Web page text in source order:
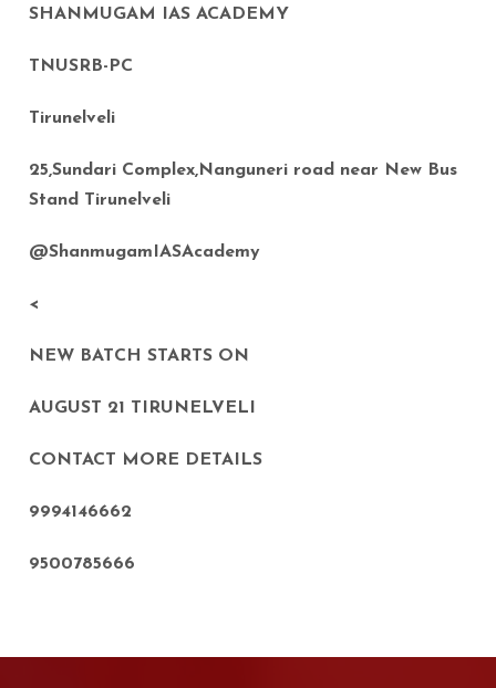
SHANMUGAM IAS ACADEMY
TNUSRB-PC
Tirunelveli
25,Sundari Complex,Nanguneri road near New Bus
Stand Tirunelveli
@ShanmugamIASAcademy
<
NEW BATCH STARTS ON
AUGUST 21 TIRUNELVELI
CONTACT MORE DETAILS
9994146662
9500785666